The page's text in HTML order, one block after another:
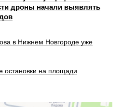
дроны начали выявлять
в Нижнем Новгороде уже
остановки на площади